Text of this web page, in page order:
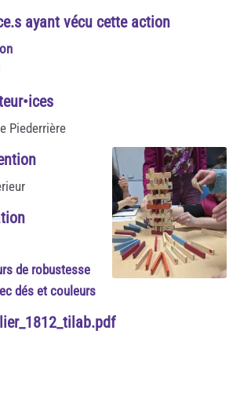
ayant vécu cette action
Piederrière
de robustesse
dés et couleurs